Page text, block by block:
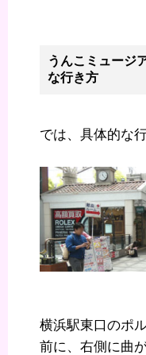
うんこミュージ
な行き方
では、具体的な
横浜駅東口のポ
前に、右側に曲